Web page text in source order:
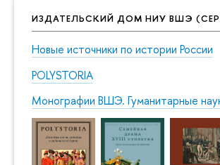
ИЗДАТЕЛЬСКИЙ ДОМ НИУ ВШЭ
Новые источники по истории России
POLYSTORIA
Монографии ВШЭ. Гуманитарные